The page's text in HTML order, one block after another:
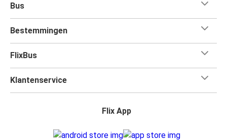
Bus
Bestemmingen
FlixBus
Klantenservice
Flix App